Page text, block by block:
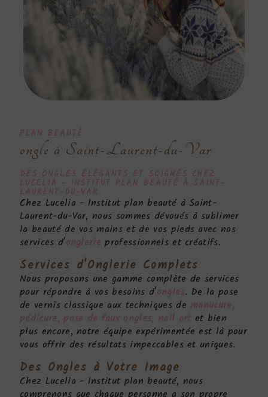
PLAN BEAUTÉ
ongle à Saint-Laurent-du-Var
DES ONGLES ÉLÉGANTS ET SOIGNÉS CHEZ
LUCELIA - INSTITUT PLAN BEAUTÉ À SAINT-
LAURENT-DU-VAR
Chez Lucelia - Institut plan beauté à Saint-
Laurent-du-Var, nous sommes dévoués à sublimer
la beauté de vos mains et de vos pieds avec nos
services d'onglerie professionnels et créatifs.
Services d'Onglerie Complets
Nous proposons une gamme complète de services
pour répondre à vos besoins d'ongles. De la pose
de vernis classique aux techniques de manucure,
pédicure, pose de faux ongles, nail art et bien
plus encore, notre équipe expérimentée est là pour
vous offrir des résultats impeccables et uniques.
Des Ongles à Votre Image
Chez Lucelia - Institut plan beauté, nous